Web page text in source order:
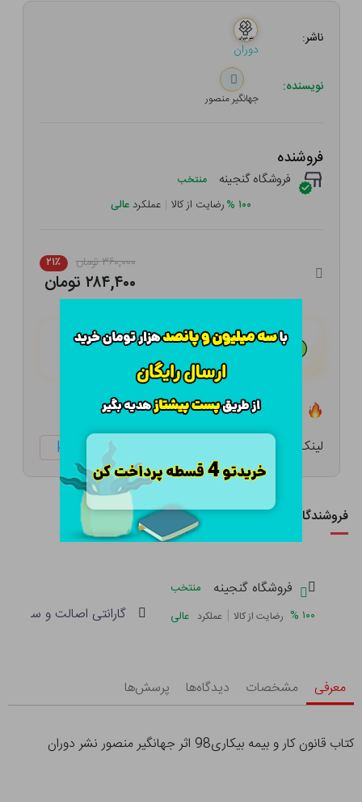
ناشر:
دوران
نویسنده:
جهانگیر منصور
فروشنده
فروشگاه گنجینه منتخب
۱۰۰ %رضایت از کالا | عملکرد عالی
۳۶۰,۰۰۰ تومان ۲۱٪
۲۸۴,۴۰۰ تومان
هـر قسط با تــرب‌پــی:۷۱,۱۰۰ تومان
لینک کوتاه: ketabtala.com/sbp-38324
فروشندگان این کالا
فروشگاه گنجینه
منتخب
۱۰۰ % رضایت از کالا | عملکرد عالی گارانتی اصالت و سلامت
معرفی مشخصات دیدگاه‌ها پرسش‌ها
کتاب قانون کار و بیمه بیکاری98 اثر جهانگیر منصور نشر دوران